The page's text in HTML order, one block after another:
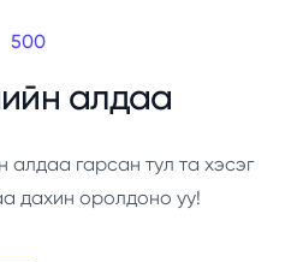
500
алдаа
алдаа гарсан тул та хэсэг
дахин оролдоно уу!